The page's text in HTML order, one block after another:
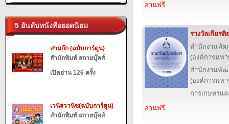
5 อันดับหนังสือยอดนิยม
สามก๊ก (ฉบับการ์ตูน)
สำนักพิมพ์ สกายบุ๊คส์
เปิดอ่าน 126 ครั้ง
เวนิสวานิช(ฉบับการ์ตูน)
สำนักพิมพ์ สกายบุ๊คส์
อ่านฟรี
รางวัลเกียร
สำนักงานพัฒ
(องค์การมห
สำนักงานพัฒ
(องค์การมห
การเกษตรแ
อ่านฟรี